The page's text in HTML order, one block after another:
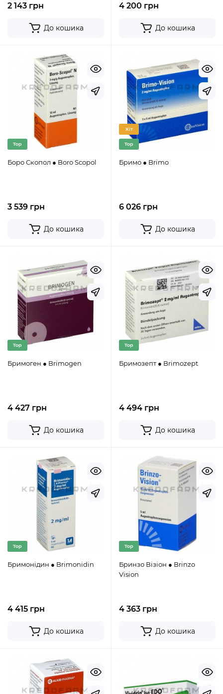
2 143 грн
До кошика
4 200 грн
До кошика
Top
Боро Скопол ● Boro Scopol
3 539 грн
До кошика
Хіт
Top
Бримо ● Brimo
6 026 грн
До кошика
Top
Бримоген ● Brimogen
4 427 грн
До кошика
Top
Бримозепт ● Brimozept
4 494 грн
До кошика
Top
Бримонідин ● Brimonidin
4 415 грн
До кошика
Top
Бринзо Візіон ● Brinzo
Vision
4 363 грн
До кошика